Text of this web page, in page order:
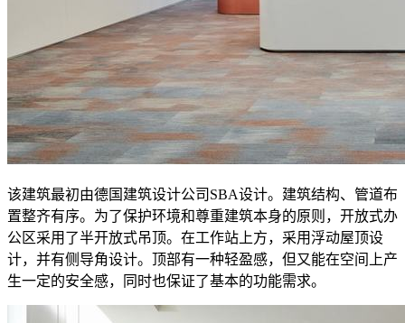
该建筑最初由德国建筑设计公司SBA设计。建筑结构、管道布
置整齐有序。为了保护环境和尊重建筑本身的原则，开放式办
公区采用了半开放式吊顶。在工作站上方，采用浮动屋顶设
计，并有侧导角设计。顶部有一种轻盈感，但又能在空间上产
生一定的安全感，同时也保证了基本的功能需求。